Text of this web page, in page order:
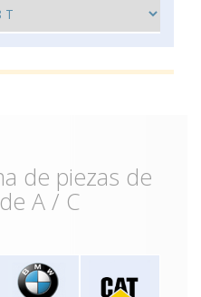
de piezas de
A / C